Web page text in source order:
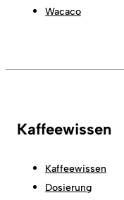
Wacaco
Kaffeewissen
Kaffeewissen
Dosierung